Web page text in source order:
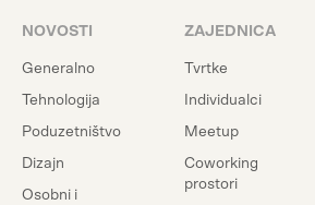
NOVOSTI
Generalno
Tehnologija
Poduzetništvo
Dizajn
Osobni i
ZAJEDNICA
Tvrtke
Individualci
Meetup
Coworking
prostori